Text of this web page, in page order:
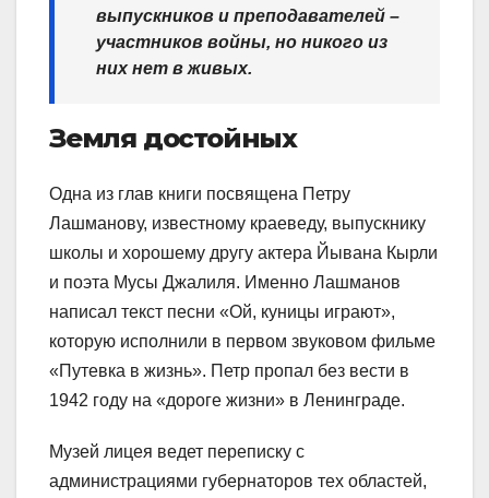
выпускников и преподавателей –
участников войны, но никого из
них нет в живых.
Земля достойных
Одна из глав книги посвящена Петру
Лашманову, известному краеведу, выпускнику
школы и хорошему другу актера Йывана Кырли
и поэта Мусы Джалиля. Именно Лашманов
написал текст песни «Ой, куницы играют»,
которую исполнили в первом звуковом фильме
«Путевка в жизнь». Петр пропал без вести в
1942 году на «дороге жизни» в Ленинграде.
Музей лицея ведет переписку с
администрациями губернаторов тех областей,